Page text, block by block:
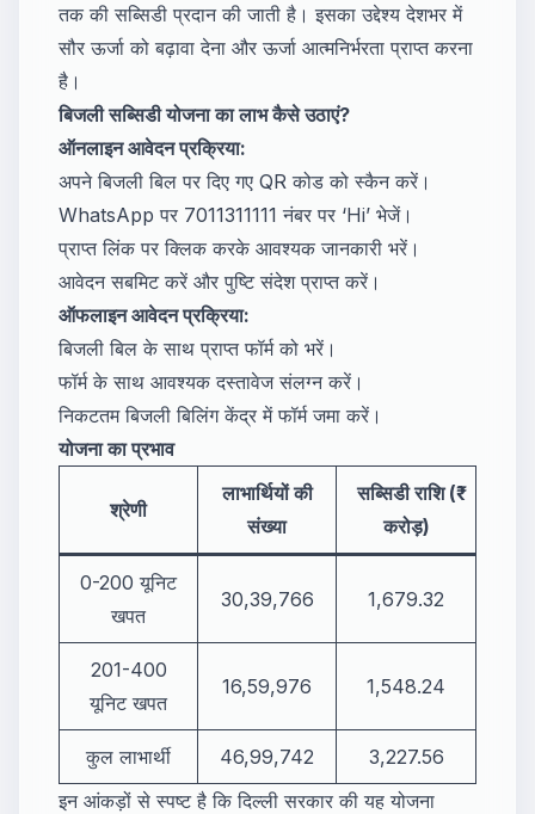
तक की सब्सिडी प्रदान की जाती है। इसका उद्देश्य देशभर में
सौर ऊर्जा को बढ़ावा देना और ऊर्जा आत्मनिर्भरता प्राप्त करना
है।
बिजली सब्सिडी योजना का लाभ कैसे उठाएं?
ऑनलाइन आवेदन प्रक्रिया:
अपने बिजली बिल पर दिए गए QR कोड को स्कैन करें।
WhatsApp पर 7011311111 नंबर पर ‘Hi’ भेजें।
प्राप्त लिंक पर क्लिक करके आवश्यक जानकारी भरें।
आवेदन सबमिट करें और पुष्टि संदेश प्राप्त करें।
ऑफलाइन आवेदन प्रक्रिया:
बिजली बिल के साथ प्राप्त फॉर्म को भरें।
फॉर्म के साथ आवश्यक दस्तावेज संलग्न करें।
निकटतम बिजली बिलिंग केंद्र में फॉर्म जमा करें।
योजना का प्रभाव
श्रेणी
लाभार्थियों की
संख्या
सब्सिडी राशि (₹
करोड़)
0-200 यूनिट
खपत
30,39,766 1,679.32
201-400
यूनिट खपत
16,59,976 1,548.24
कुल लाभार्थी 46,99,742
3,227.56
इन आंकड़ों से स्पष्ट है कि दिल्ली सरकार की यह योजना